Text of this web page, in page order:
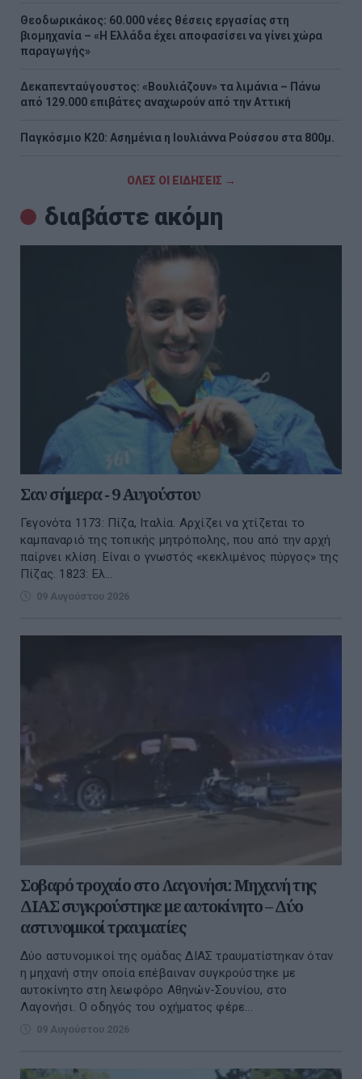
Θεοδωρικάκος: 60.000 νέες θέσεις εργασίας στη
βιομηχανία – «Η Ελλάδα έχει αποφασίσει να γίνει χώρα
παραγωγής»
Δεκαπενταύγουστος: «Βουλιάζουν» τα λιμάνια – Πάνω
από 129.000 επιβάτες αναχωρούν από την Αττική
Παγκόσμιο Κ20: Ασημένια η Ιουλιάννα Ρούσσου στα 800μ.
ΟΛΕΣ ΟΙ ΕΙΔΗΣΕΙΣ →
διαβάστε ακόμη
Σαν σήμερα - 9 Αυγούστου
Γεγονότα 1173: Πίζα, Ιταλία. Αρχίζει να χτίζεται το
καμπαναριό της τοπικής μητρόπολης, που από την αρχή
παίρνει κλίση. Είναι ο γνωστός «κεκλιμένος πύργος» της
Πίζας. 1823: Ελ...
09 Αυγούστου 2026
Σοβαρό τροχαίο στο Λαγονήσι: Μηχανή της
ΔΙΑΣ συγκρούστηκε με αυτοκίνητο – Δύο
αστυνομικοί τραυματίες
Δύο αστυνομικοί της ομάδας ΔΙΑΣ τραυματίστηκαν όταν
η μηχανή στην οποία επέβαιναν συγκρούστηκε με
αυτοκίνητο στη λεωφόρο Αθηνών-Σουνίου, στο
Λαγονήσι. Ο οδηγός του οχήματος φέρε...
09 Αυγούστου 2026